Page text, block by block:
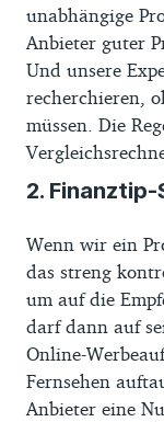
unabhängige
Anbieter guter
Und unsere
recherchieren,
müssen. Die
2. Finanztip-
Wenn wir ein
das streng
um auf die
darf dann auf
Online-
Fernsehen
Anbieter eine